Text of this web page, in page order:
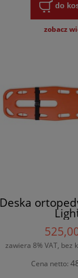
do
zobacz
Deska
zawiera 8% VAT, bez
Cena netto: